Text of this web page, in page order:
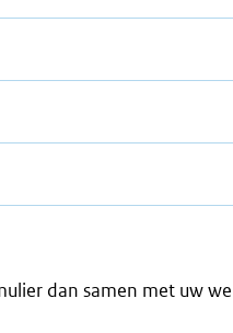
dan samen met uw